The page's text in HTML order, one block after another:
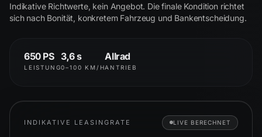
Indikative Richtwerte, kein Angebot. Die finale Kondition richtet
sich nach Bonität, konkretem Fahrzeug und Bankentscheidung.
Performante SE
ab € 3.550
650 PS
LEISTUNG
3,6 s
0–100 KM/H
Allrad
ANTRIEB
INDIKATIVE LEASINGRATE LIVE BERECHNET